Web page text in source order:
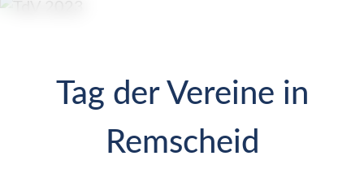
Tag der Vereine in
Remscheid